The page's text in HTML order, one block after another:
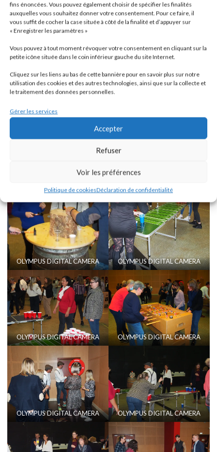
fins énoncées. Vous pouvez également choisir de spécifier les finalités
auxquelles vous souhaitez donner votre consentement. Pour ce faire, il
vous suffit de cocher la case située à côté de la finalité et d’appuyer sur
« Enregistrer les paramètres »
Vous pouvez à tout moment révoquer votre consentement en cliquant sur la
petite icône située dans le coin inférieur gauche du site Internet.
Cliquez sur les liens au bas de cette bannière pour en savoir plus sur notre
utilisation des cookies et des autres technologies, ainsi que sur la collecte et
le traitement des données personnelles.
Gérer les services
Accepter
Refuser
Voir les préférences
Politique de cookiesDéclaration de confidentialité
OLYMPUS DIGITAL CAMERA OLYMPUS DIGITAL CAMERA
OLYMPUS DIGITAL CAMERA OLYMPUS DIGITAL CAMERA
OLYMPUS DIGITAL CAMERA OLYMPUS DIGITAL CAMERA
OLYMPUS DIGITAL CAMERA OLYMPUS DIGITAL CAMERA
OLYMPUS DIGITAL CAMERA OLYMPUS DIGITAL CAMERA